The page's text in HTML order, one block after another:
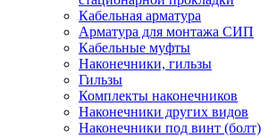
Кабельная арматура
Арматура для монтажа СИП
Кабельные муфты
Наконечники, гильзы
Гильзы
Комплекты наконечников
Наконечники других видов
Наконечники под винт (болт)